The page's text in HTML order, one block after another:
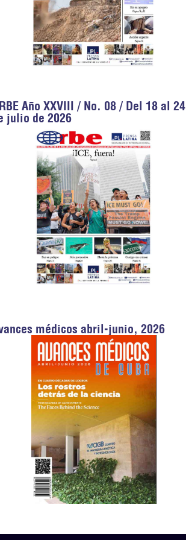
Año XXVIII / No. 08 / Del 18 al 24
julio de 2026
médicos abril-junio, 2026